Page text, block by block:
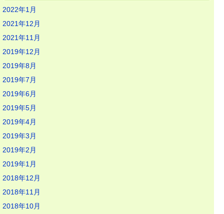
2022年1月
2021年12月
2021年11月
2019年12月
2019年8月
2019年7月
2019年6月
2019年5月
2019年4月
2019年3月
2019年2月
2019年1月
2018年12月
2018年11月
2018年10月